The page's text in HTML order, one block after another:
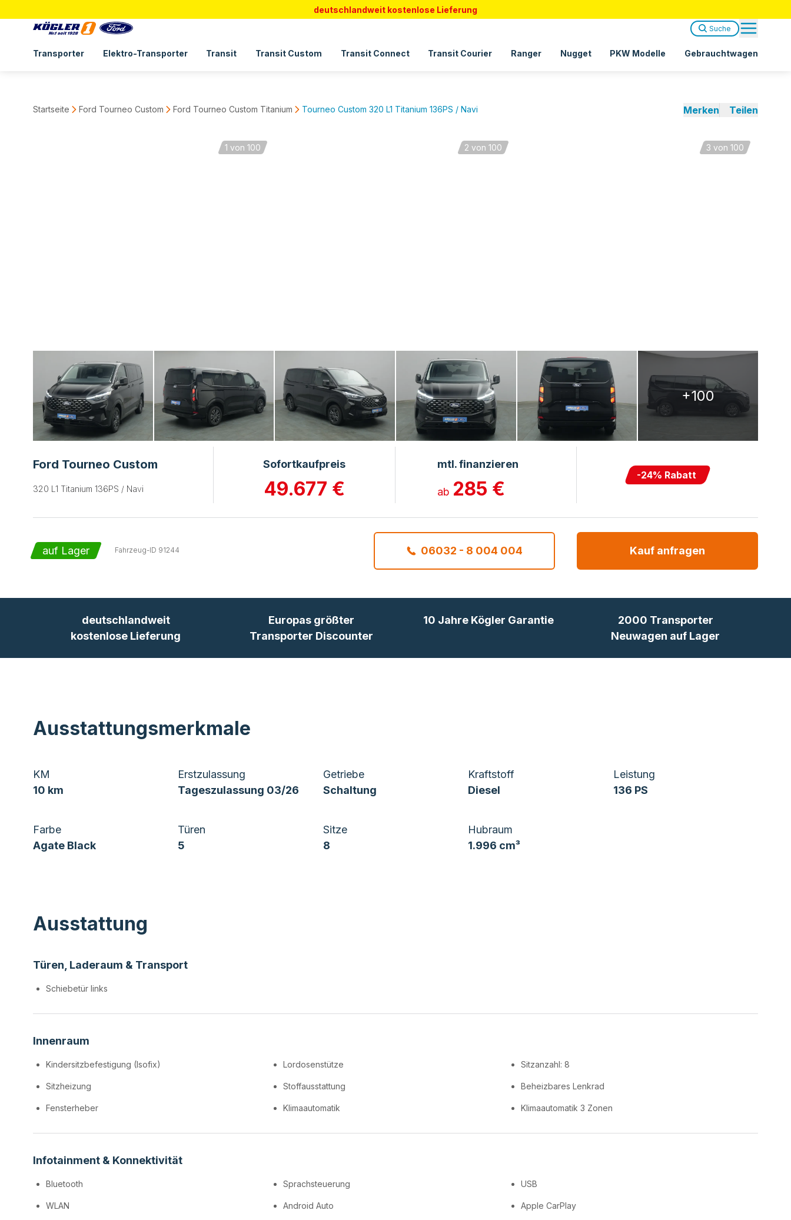
deutschlandweit kostenlose Lieferung
Transporter Elektro-Transporter Transit Transit Custom Transit Connect Transit Courier Ranger Nugget PKW Modelle Gebrauchtwagen
Suche
Startseite Ford Tourneo Custom Ford Tourneo Custom Titanium Tourneo Custom 320 L1 Titanium 136PS / Navi Merken Teilen
2 von 100
1 von 100 3 von 100
+100
Ford Tourneo Custom
320 L1 Titanium 136PS / Navi
Sofortkaufpreis
49.677 €
mtl. finanzieren
ab 285 €
-24% Rabatt
auf Lager Fahrzeug-ID 91244 06032 - 8 004 004 Kauf anfragen
deutschlandweit
kostenlose Lieferung
Europas größter
Transporter Discounter
10 Jahre Kögler Garantie
2000 Transporter
Neuwagen auf Lager
Ausstattungsmerkmale
KM
10 km
Erstzulassung
Tageszulassung 03/26
Getriebe
Schaltung
Kraftstoff
Diesel
Leistung
136 PS
Farbe
Agate Black
Türen
5
Sitze
8
Hubraum
1.996 cm³
Ausstattung
Türen, Laderaum & Transport
Schiebetür links
Innenraum
Kindersitzbefestigung (Isofix) Lordosenstütze Sitzanzahl: 8
Sitzheizung Stoffausstattung Beheizbares Lenkrad
Fensterheber Klimaautomatik Klimaautomatik 3 Zonen
Infotainment & Konnektivität
Bluetooth Sprachsteuerung USB
WLAN Android Auto Apple CarPlay